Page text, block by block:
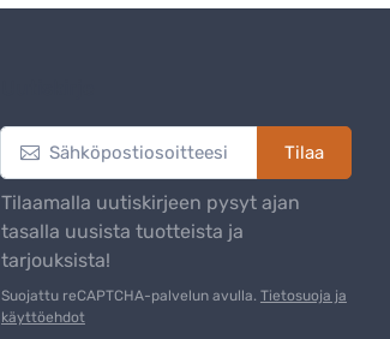
Tilaa
Tilaamalla uutiskirjeen pysyt ajan
tasalla uusista tuotteista ja
tarjouksista!
Suojattu reCAPTCHA-palvelun avulla. Tietosuoja ja
käyttöehdot